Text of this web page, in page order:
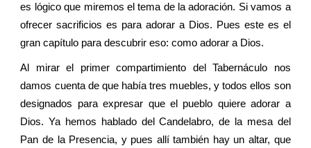
es lógico que miremos el tema de la adoración. Si vamos a
ofrecer sacrificios es para adorar a Dios. Pues este es el
gran capítulo para descubrir eso: como adorar a Dios.
Al mirar el primer compartimiento del Tabernáculo nos
damos cuenta de que había tres muebles, y todos ellos son
designados para expresar que el pueblo quiere adorar a
Dios. Ya hemos hablado del Candelabro, de la mesa del
Pan de la Presencia, y pues allí también hay un altar, que